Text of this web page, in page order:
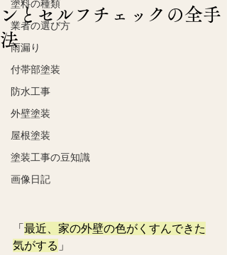
塗料の種類
業者の選び方
雨漏り
付帯部塗装
防水工事
外壁塗装
屋根塗装
塗装工事の豆知識
画像日記
ンとセルフチェックの全手
法
「 最近、家の外壁の色がくすんできた
気がする 」